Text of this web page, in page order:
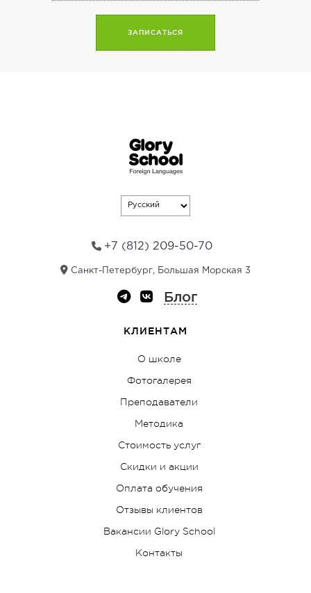
+7 (812) 209-50-70
Санкт-Петербург, Большая Морская 3
Блог
КЛИЕНТАМ
О школе
Фотогалерея
Преподаватели
Методика
Стоимость услуг
Скидки и акции
Оплата обучения
Отзывы клиентов
Вакансии Glory School
Контакты